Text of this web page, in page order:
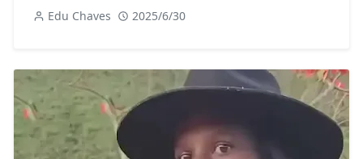
Edu Chaves 2025/6/30